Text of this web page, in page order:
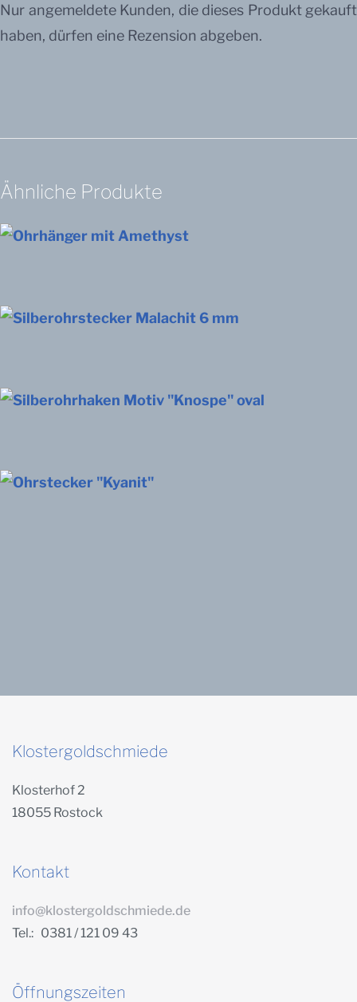
Nur angemeldete Kunden, die dieses Produkt gekauft
haben, dürfen eine Rezension abgeben.
Ähnliche Produkte
Klostergoldschmiede
Klosterhof 2
18055 Rostock
Kontakt
info@klostergoldschmiede.de
Tel.: 0381 / 121 09 43
Öffnungszeiten